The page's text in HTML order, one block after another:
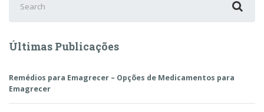
for:
Últimas Publicações
Remédios para Emagrecer – Opções de Medicamentos para
Emagrecer